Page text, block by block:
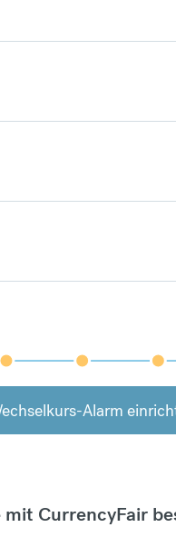
Alarm
CurrencyFair